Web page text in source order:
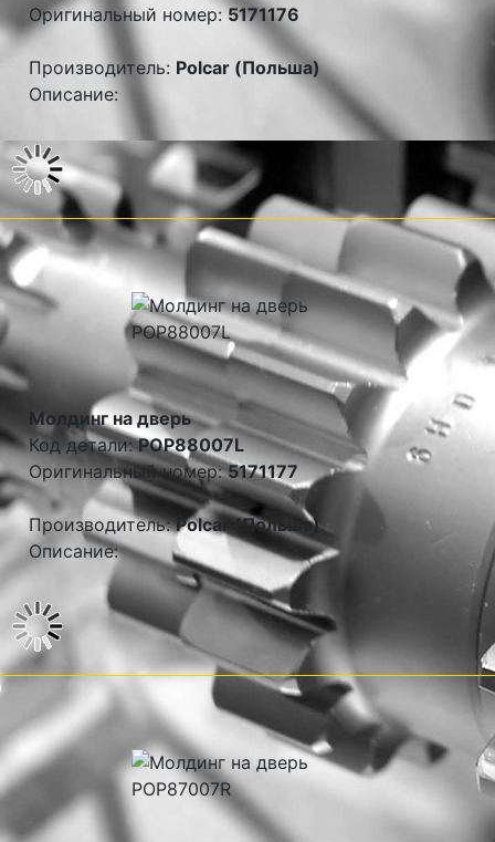
Оригинальный номер:5171176
Производитель: Polcar (Польша)
Описание:
Молдинг на дверь
Код детали:POP88007L
Оригинальный номер:5171177
Производитель:Polcar (Польша)
Описание: